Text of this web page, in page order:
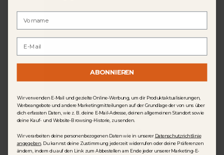
Decken Vorteils-Set – 50 %
Rabatt auf die Zweite!
First Name
Email
ABONNIEREN
Wir verwenden E-Mail und gezielte Online-Werbung, um dir Produktaktualisierungen,
Werbeangebote und andere Marketingmitteilungen auf der Grundlage der von uns über
dich erfassten Daten, wie z. B. deine E-Mail-Adresse, deinen allgemeinen Standort sowie
deine Kauf- und Website-Browsing-Historie, zu senden.
Wir verarbeiten deine personenbezogenen Daten wie in unserer Datenschutzrichtlinie
angegeben . Du kannst deine Zustimmung jederzeit widerrufen oder deine Präferenzen
ändern, indem du auf den Link zum Abbestellen am Ende jeder unserer Marketing-E-